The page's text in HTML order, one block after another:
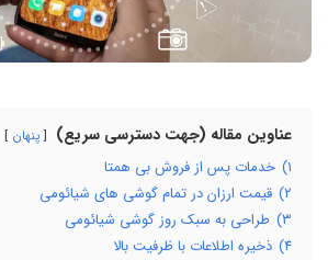
عناوین مقاله (جهت دسترسی سریع) پنهان
۱) خدمات پس از فروش بی همتا
۲) قیمت ارزان در تمام گوشی های شیائومی
۳) طراحی به سبک روز گوشی شیائومی
۴) ذخیره اطلاعات با ظرفیت بالا